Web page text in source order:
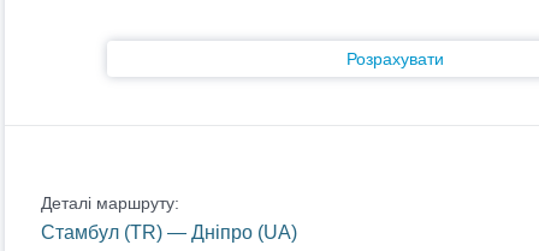
Розрахувати
Деталі маршруту:
Стамбул (TR) — Дніпро (UA)